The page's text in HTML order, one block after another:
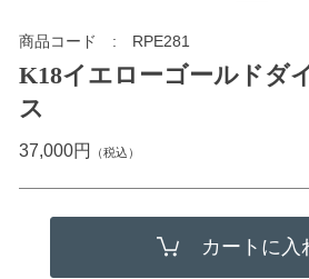
商品コード RPE281
K18イエローゴールドダ
ス
37,000円 （税込）